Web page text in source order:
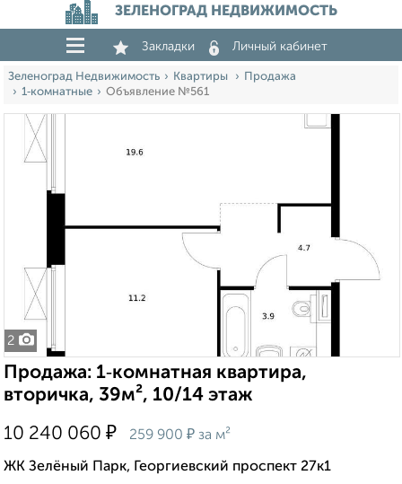
ЗЕЛЕНОГРАД НЕДВИЖИМОСТЬ
Закладки Личный кабинет
Зеленоград Недвижимость Квартиры
Продажа
1‑комнатные
Объявление №561
2
Продажа: 1‑комнатная квартира,
вторичка, 39м², 10/14 этаж
10 240 060 ₽ 259 900 ₽ за м²
ЖК Зелёный Парк, Георгиевский проспект 27к1